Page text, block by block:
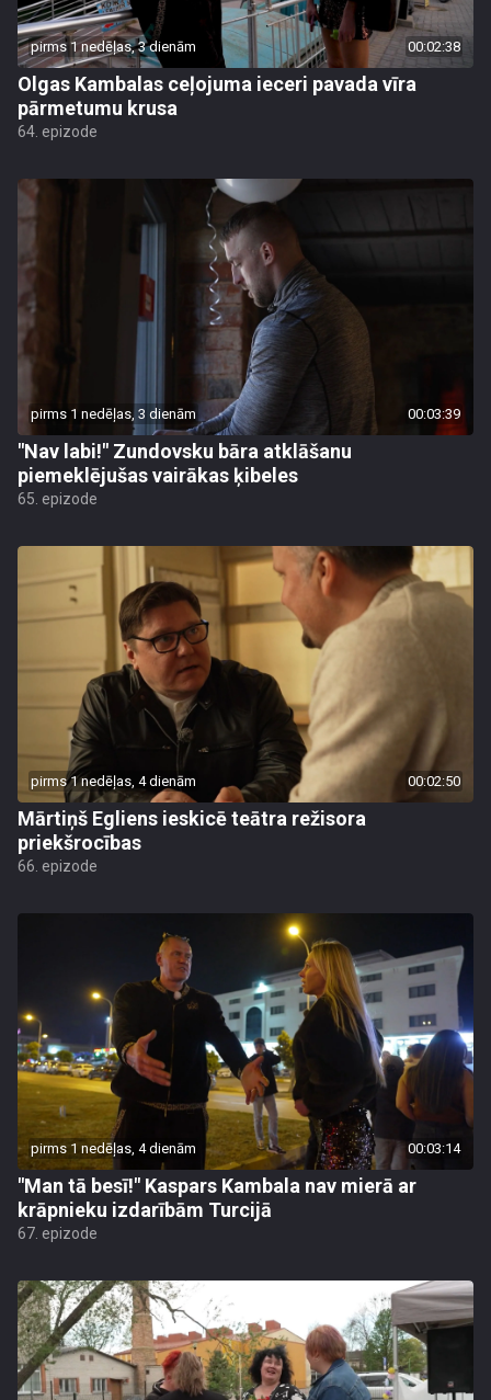
pirms 1 nedēļas, 3 dienām 00:02:38
Olgas Kambalas ceļojuma ieceri pavada vīra
pārmetumu krusa
64. epizode
pirms 1 nedēļas, 3 dienām 00:03:39
"Nav labi!" Zundovsku bāra atklāšanu
piemeklējušas vairākas ķibeles
65. epizode
pirms 1 nedēļas, 4 dienām 00:02:50
Mārtiņš Egliens ieskicē teātra režisora
priekšrocības
66. epizode
pirms 1 nedēļas, 4 dienām 00:03:14
"Man tā besī!" Kaspars Kambala nav mierā ar
krāpnieku izdarībām Turcijā
67. epizode